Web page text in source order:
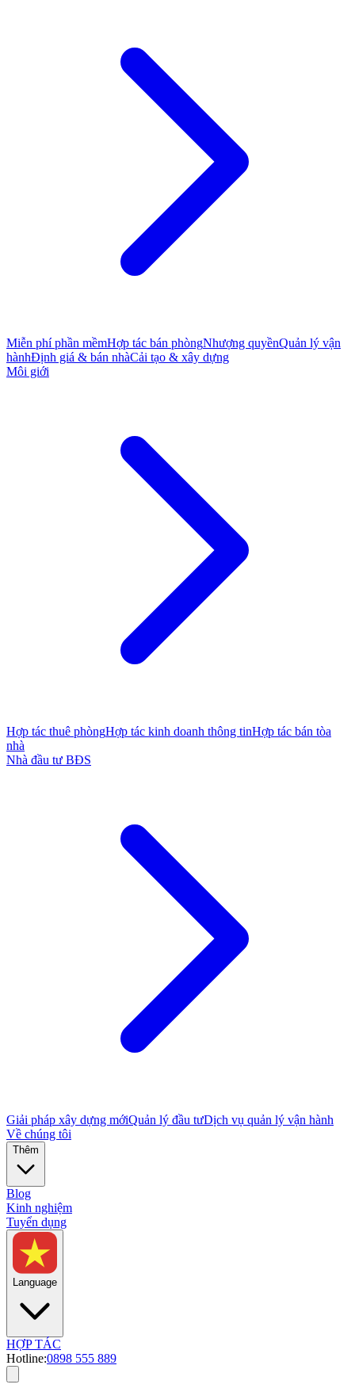
Miễn phí phần mềmHợp tác bán phòngNhượng quyềnQuản lý vận
hànhĐịnh giá & bán nhàCải tạo & xây dựng
Môi giới
Hợp tác thuê phòngHợp tác kinh doanh thông tinHợp tác bán tòa
nhà
Nhà đầu tư BĐS
Giải pháp xây dựng mớiQuản lý đầu tưDịch vụ quản lý vận hành
Về chúng tôi
Thêm
Blog
Kinh nghiệm
Tuyển dụng
Language
HỢP TÁC
Hotline:0898 555 889